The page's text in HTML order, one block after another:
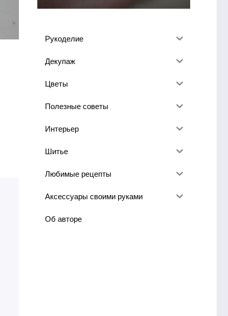
Рукоделие
Декупаж
Цветы
Полезные советы
Интерьер
Шитье
Любимые рецепты
Аксессуары своими руками
Об авторе